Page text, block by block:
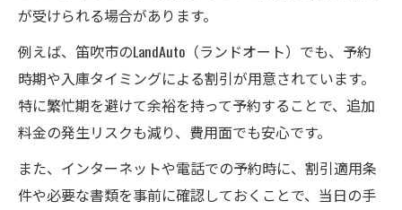
が受けられる場合があります。
例えば、笛吹市のLandAuto（ランドオート）でも、予約
時期や入庫タイミングによる割引が用意されています。
特に繁忙期を避けて余裕を持って予約することで、追加
料金の発生リスクも減り、費用面でも安心です。
また、インターネットや電話での予約時に、割引適用条
件や必要な書類を事前に確認しておくことで、当日の手